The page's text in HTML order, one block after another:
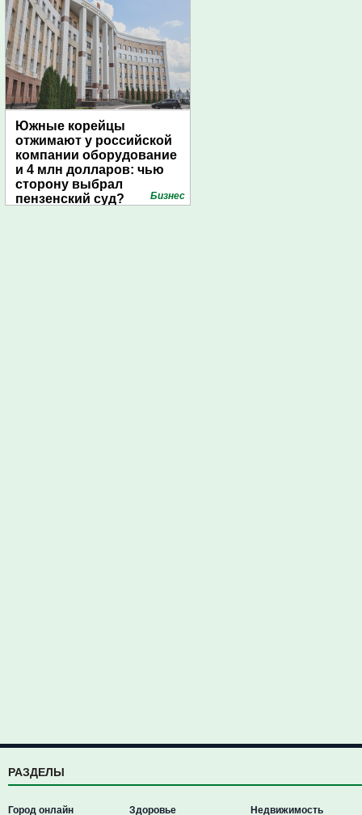
Южные корейцы
отжимают у российской
компании оборудование
и 4 млн долларов: чью
сторону выбрал
пензенский суд?
Бизнес
РАЗДЕЛЫ
Город онлайн Здоровье Недвижимость